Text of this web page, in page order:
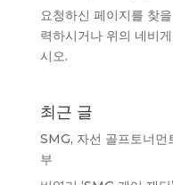
요청하신 페이지를 찾
력하시거나 위의 네비
시오.
최근 글
SMG, 자선 골프토너
부